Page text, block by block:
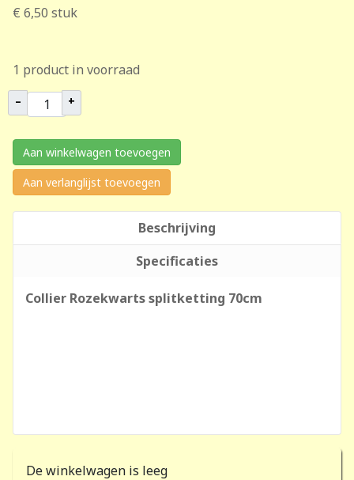
€ 6,50 stuk
1 product in voorraad
– +
Aan winkelwagen toevoegen
Aan verlanglijst toevoegen
Beschrijving
Specificaties
Collier Rozekwarts splitketting 70cm
De winkelwagen is leeg